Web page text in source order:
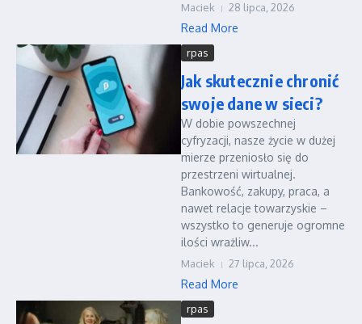
Maciek 28 lipca, 2026
Read More
rpas
Jak skutecznie chronić
swoje dane w sieci?
W dobie powszechnej
cyfryzacji, nasze życie w dużej
mierze przeniosło się do
przestrzeni wirtualnej.
Bankowość, zakupy, praca, a
nawet relacje towarzyskie –
wszystko to generuje ogromne
ilości wrażliw...
Maciek 27 lipca, 2026
Read More
rpas